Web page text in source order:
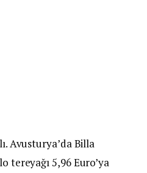
Avusturya’da Billa
tereyağı 5,96 Euro’ya